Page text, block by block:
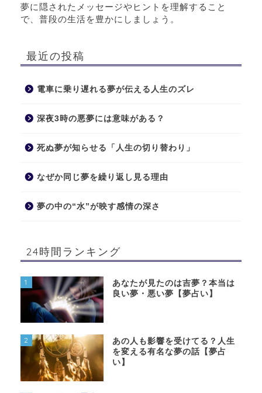
夢に隠されたメッセージやヒントを理解すること
で、普段の生活を豊かにしましょう。
最近の投稿
電車に乗り遅れる夢が伝える人生のズレ
深夜3時の悪夢には意味がある？
死ぬ夢が知らせる「人生の切り替わり」
なぜか同じ夢を繰り返し見る理由
夢の中の“水”が映す感情の深さ
24時間ランキング
1
あなたが見たのは吉夢？本当は
良い夢・悪い夢【夢占い】
2
あの人も影響を受けてる？人生
を変える有名な夢の話【夢占
い】